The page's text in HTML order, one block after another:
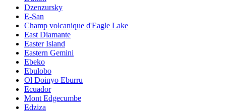
Dzenzursky
E-San
Champ volcanique d'Eagle Lake
East Diamante
Easter Island
Eastern Gemini
Ebeko
Ebulobo
Ol Doinyo Eburru
Ecuador
Mont Edgecumbe
Edziza